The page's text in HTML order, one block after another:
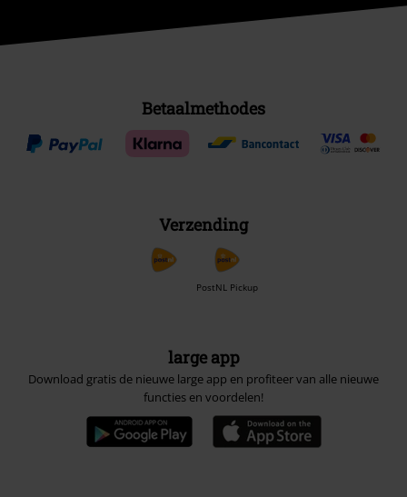
Betaalmethodes
Verzending
PostNL Pickup
large app
Download gratis de nieuwe large app en profiteer van alle nieuwe
functies en voordelen!